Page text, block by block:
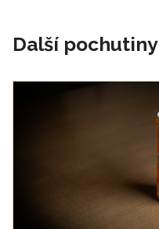
Další pochutiny